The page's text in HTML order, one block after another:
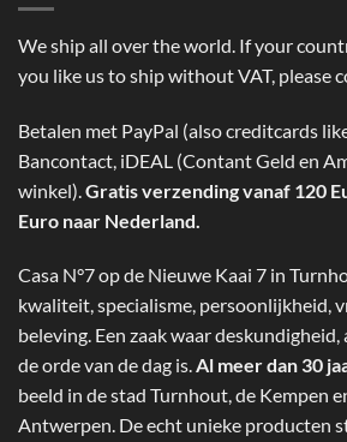
We ship all over the world. If your
you like us to ship without VAT, please
Betalen met PayPal (also creditcards
Bancontact, iDEAL (Contant Geld en
winkel). Gratis verzending vanaf 120
Euro naar Nederland.
Casa N°7 op de Nieuwe Kaai 7 in
kwaliteit, specialisme, persoonlijkheid,
beleving. Een zaak waar deskundigheid,
de orde van de dag is.Al meer dan 30
beeld in de stad Turnhout, de Kempen
Antwerpen. De echt unieke producten